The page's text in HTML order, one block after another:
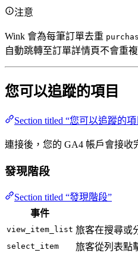
注意
Wink 會為每筆訂單去重
自動跳轉至訂單詳情頁不會重
您可以追蹤的項目
Section titled “您可以追蹤的項
連接後，您的 GA4 帳戶會接收
發現階段
Section titled “發現階段”
事件
view_item_list 旅客在搜尋或
select_item 旅客從列表點